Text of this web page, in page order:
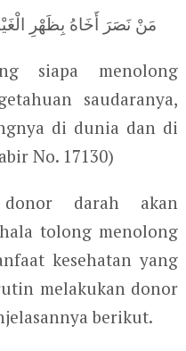
مَنْ نَصَرَ أَخَاهُ بِظَهْرِ
siapa menolong
saudaranya,
di dunia dan di
No. 17130)
darah akan
tolong menolong
kesehatan yang
melakukan donor
berikut.